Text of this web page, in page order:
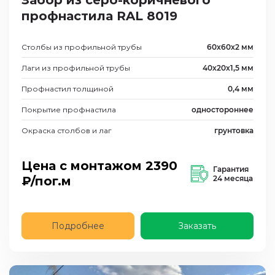
профнастила RAL 8019
Столбы из профильной трубы 60х60х2 мм
Лаги из профильной трубы 40х20х1,5 мм
Профнастил толщиной 0,4 мм
Покрытие профнастила одностороннее
Окраска столбов и лаг грунтовка
Цена с монтажом 2390
₽/пог.м
Гарантия
24 месяца
Подробнее Заказать